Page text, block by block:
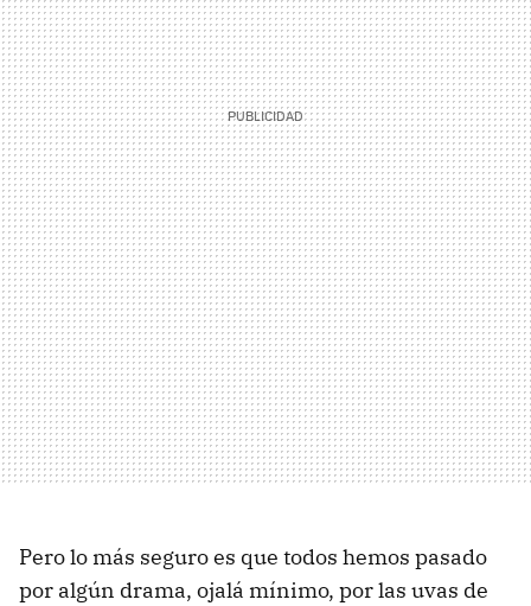
Pero lo más seguro es que todos hemos pasado
por algún drama, ojalá mínimo, por las uvas de